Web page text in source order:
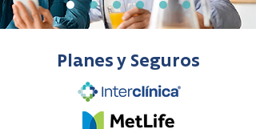
Planes y Seguros